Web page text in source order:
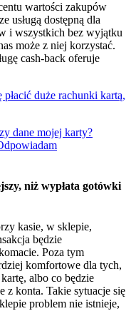
wartości zakupów
usługą dostępną dla
i wszystkich bez wyjątku
może z niej korzystać.
cash-back oferuje
duże rachunki kartą,
dane mojej karty?
niż wypłata gotówki
kasie, w sklepie,
będzie
Poza tym
komfortowe dla tych,
albo co będzie
z konta. Takie sytuacje się
problem nie istnieje,